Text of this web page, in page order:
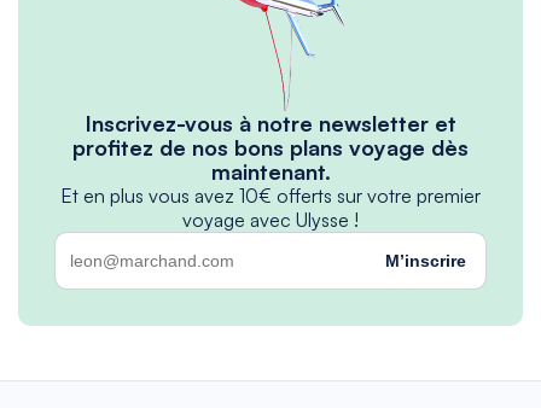
Inscrivez-vous à notre newsletter et
profitez de nos bons plans voyage dès
maintenant.
Et en plus vous avez 10€ offerts sur votre premier
voyage avec Ulysse !
M’inscrire